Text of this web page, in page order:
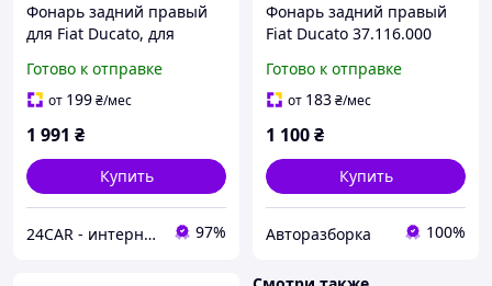
Фонарь задний правый
для Fiat Ducato, для
Peugeot Boxer 2006-2014
Готово к отправке
от 199₴/мес
1 991 ₴
Купить
24CAR - интернет магазин запчастей и аксессуаров 97%
Фонарь задний правый
Fiat Ducato 37.116.000
Готово к отправке
от 183₴/мес
1 100₴
Купить
Авторазборка 100%